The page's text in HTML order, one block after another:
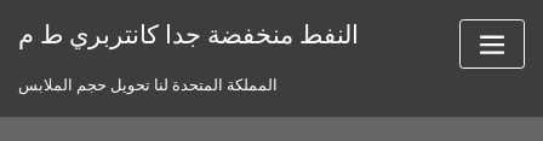
النفط منخفضة جدا كانتربري ط م
المملكة المتحدة لنا تحويل حجم الملابس